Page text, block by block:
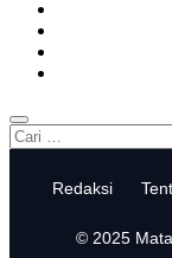
Cari
untuk:
Redaksi
© 2025